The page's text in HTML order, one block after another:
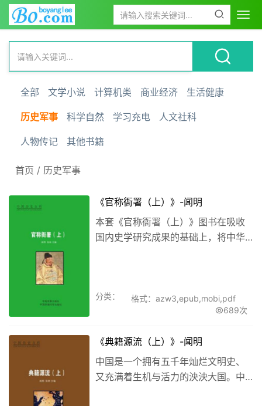
全部 文学小说 计算机类 商业经济 生活健康
历史军事 科学自然 学习充电 人文社科
人物传记 其他书籍
首页 / 历史军事
《官称衙署（上）》-闻明
本套《官称衙署（上）》图书在吸收
国内史学研究成果的基础上，将中华
以298多万字的文字叙述，全方位介
分类：
格式：azw3,epub,mobi,pdf
689次
《典籍源流（上）》-闻明
中国是一个拥有五千年灿烂文明史、
又充满着生机与活力的泱泱大国。中